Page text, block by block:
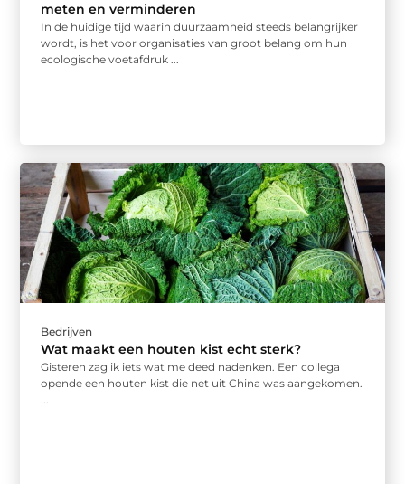
meten en verminderen
In de huidige tijd waarin duurzaamheid steeds belangrijker
wordt, is het voor organisaties van groot belang om hun
ecologische voetafdruk ...
Bedrijven
Wat maakt een houten kist echt sterk?
Gisteren zag ik iets wat me deed nadenken. Een collega
opende een houten kist die net uit China was aangekomen.
...